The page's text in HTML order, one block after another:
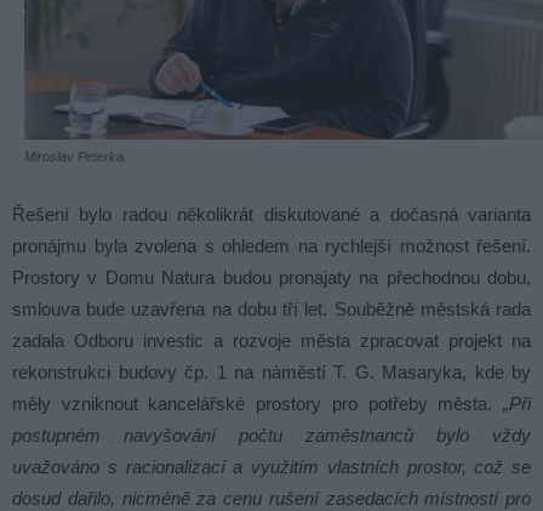
Miroslav Peterka.
Řešení bylo radou několikrát diskutované a dočasná varianta
pronájmu byla zvolena s ohledem na rychlejší možnost řešení.
Prostory v Domu Natura budou pronajaty na přechodnou dobu,
smlouva bude uzavřena na dobu tří let. Souběžně městská rada
zadala Odboru investic a rozvoje města zpracovat projekt na
rekonstrukci budovy čp. 1 na náměstí T. G. Masaryka, kde by
měly vzniknout kancelářské prostory pro potřeby města. „Při
postupném navyšování počtu zaměstnanců bylo vždy
uvažováno s racionalizací a využitím vlastních prostor, což se
dosud dařilo, nicméně za cenu rušení zasedacích místností pro